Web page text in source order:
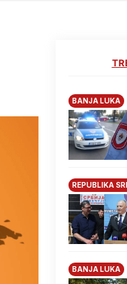
BANJA LUKA
REPUBLIKA
BANJA LUKA